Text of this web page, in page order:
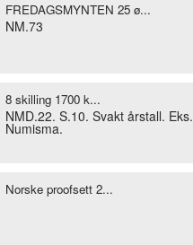
FREDAGSMYNTEN 25 ø...
NM.73
8 skilling 1700 k...
NMD.22. S.10. Svakt årstall. Eks.
Numisma.
Norske proofsett 2...